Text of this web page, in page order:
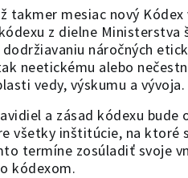
takmer mesiac nový
z dielne
náročných
neetickému alebo
vedy, výskumu a vývoja.
a zásad kódexu bude
všetky inštitúcie, na ktoré
termíne zosúladiť svoje
kódexom.